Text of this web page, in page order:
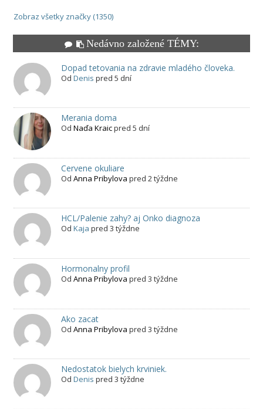
Zobraz všetky značky (1350)
Nedávno založené TÉMY:
Dopad tetovania na zdravie mladého človeka.
Od Denis pred 5 dní
Merania doma
Od Naďa Kraicpred 5 dní
Cervene okuliare
Od Anna Pribylova pred 2 týždne
HCL/Palenie zahy? aj Onko diagnoza
Od Kaja pred 3 týždne
Hormonalny profil
Od Anna Pribylova pred 3 týždne
Ako zacat
Od Anna Pribylova pred 3 týždne
Nedostatok bielych krviniek.
Od Denis pred 3 týždne